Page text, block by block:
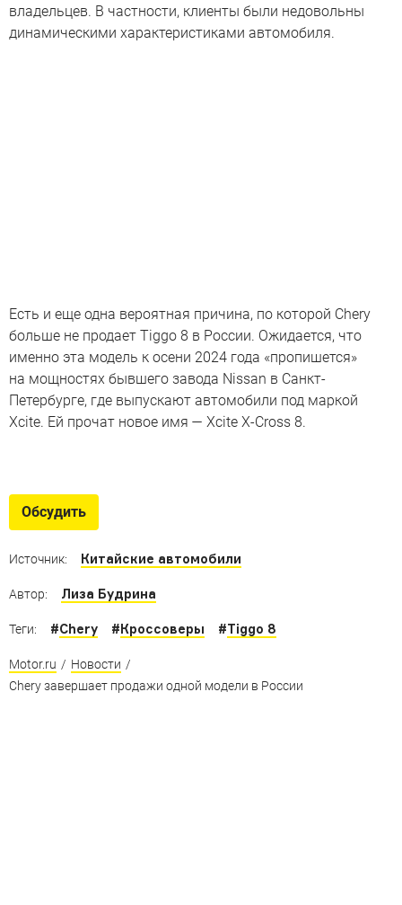
владельцев. В частности, клиенты были недовольны
динамическими характеристиками автомобиля.
Есть и еще одна вероятная причина, по которой Chery
больше не продает Tiggo 8 в России. Ожидается, что
именно эта модель к осени 2024 года «пропишется»
на мощностях бывшего завода Nissan в Санкт-
Петербурге, где выпускают автомобили под маркой
Xcite. Ей прочат новое имя — Xcite X-Cross 8.
Репортаж с предприятия «Автозавод Санкт-Петербург»
Обсудить
Источник: Китайские автомобили
Автор: Лиза Будрина
Теги: #Chery #Кроссоверы #Tiggo 8
Motor.ru / Новости /
Chery завершает продажи одной модели в России